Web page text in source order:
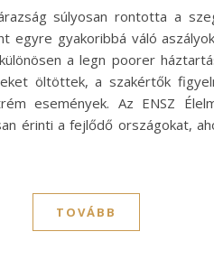
súlyosan rontotta a
egyre gyakoribbá váló
a legn poorer
öltöttek, a szakértők
események. Az ENSZ
érinti a fejlődő országokat,
TOVÁBB